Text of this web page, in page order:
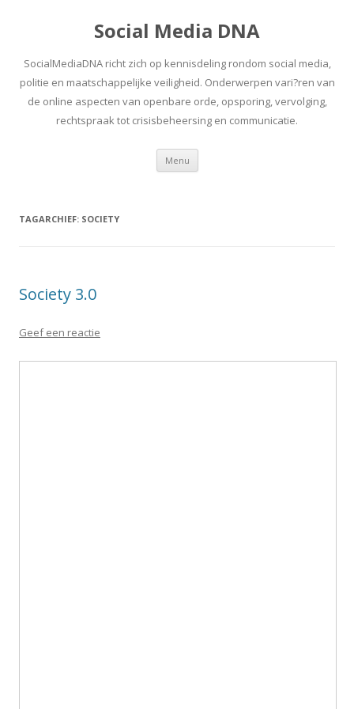
Social Media DNA
SocialMediaDNA richt zich op kennisdeling rondom social media,
politie en maatschappelijke veiligheid. Onderwerpen vari?ren van
de online aspecten van openbare orde, opsporing, vervolging,
rechtspraak tot crisisbeheersing en communicatie.
Menu Spring
inhoud
TAGARCHIEF: SOCIETY
Society 3.0
Geef een reactie